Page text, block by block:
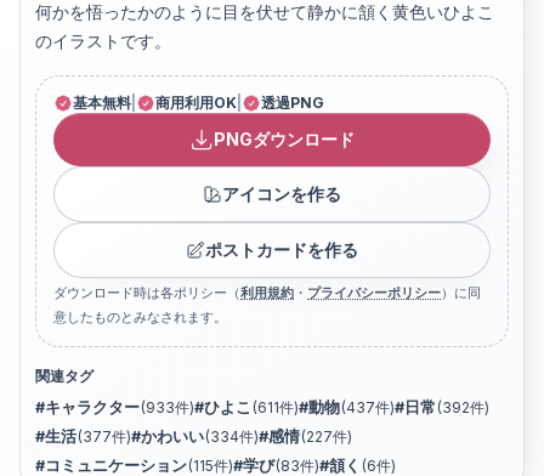
何かを悟ったかのように目を伏せて静かに頷く黄色いひよこ
のイラストです。
基本無料 商用利用OK 透過PNG
PNGダウンロード
アイコンを作る
ポストカードを作る
ダウンロード時は各ポリシー（利用規約 ・ プライバシーポリシー）に同
意したものとみなされます。
関連タグ
#キャラクター(933件)#ひよこ (611件)#動物(437件)# 日常 (392件)
#生活(377件)#かわいい(334件)#感情(227件)
#コミュニケーション(115件)#学び(83件)#頷く (6件)